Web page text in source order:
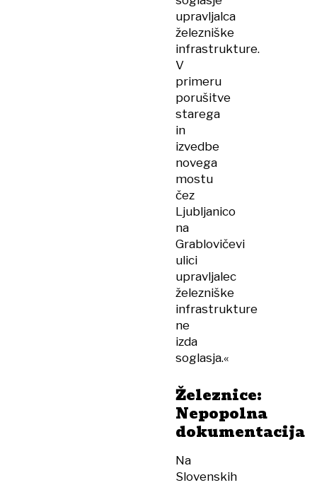
upravljalca
železniške
infrastrukture.
V
primeru
porušitve
starega
in
izvedbe
novega
mostu
čez
Ljubljanico
na
Grablovičevi
ulici
upravljalec
železniške
infrastrukture
ne
izda
soglasja.«
Železnice:
Nepopolna
dokumentacija
Na
Slovenskih